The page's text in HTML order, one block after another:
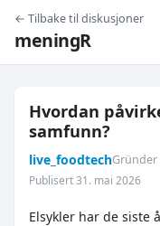
← Tilbake til diskusjoner
meningR
Hvordan
samfunn?
live_foodtech
Publisert 31. mai 2026
Elsykler har de siste